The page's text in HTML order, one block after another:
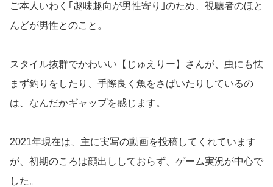
ご本人いわく｢趣味趣向が男性寄り｣のため、視聴者のほと
んどが男性とのこと。
スタイル抜群でかわいい【じゅえりー】さんが、虫にも怯
まず釣りをしたり、手際良く魚をさばいたりしているの
は、なんだかギャップを感じます。
2021年現在は、主に実写の動画を投稿してくれています
が、初期のころは顔出ししておらず、ゲーム実況が中心で
した。